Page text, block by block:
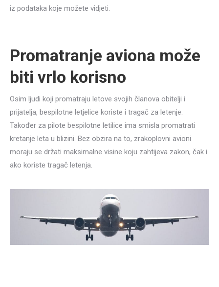
iz podataka koje možete vidjeti.
Promatranje aviona može
biti vrlo korisno
Osim ljudi koji promatraju letove svojih članova obitelji i
prijatelja, bespilotne letjelice koriste i tragač za letenje.
Također za pilote bespilotne letilice ima smisla promatrati
kretanje leta u blizini. Bez obzira na to, zrakoplovni avioni
moraju se držati maksimalne visine koju zahtijeva zakon, čak i
ako koriste tragač letenja.